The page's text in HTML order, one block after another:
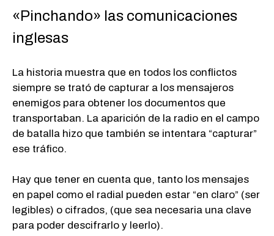
«Pinchando» las comunicaciones
inglesas
La historia muestra que en todos los conflictos
siempre se trató de capturar a los mensajeros
enemigos para obtener los documentos que
transportaban. La aparición de la radio en el campo
de batalla hizo que también se intentara “capturar”
ese tráfico.
Hay que tener en cuenta que, tanto los mensajes
en papel como el radial pueden estar “en claro” (ser
legibles) o cifrados, (que sea necesaria una clave
para poder descifrarlo y leerlo).